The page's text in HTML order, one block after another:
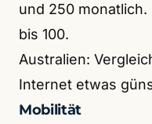
und 250
bis 100.
Australien:
Internet etwas
Mobilität